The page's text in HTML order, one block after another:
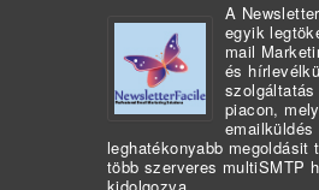
A
egyik
mail
és
szolgáltatás
piacon,
emailküldés
leghatékonyabb megoldásit
több szerveres multiSMTP